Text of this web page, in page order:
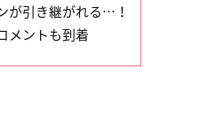
が引き継がれる…！
メントも到着